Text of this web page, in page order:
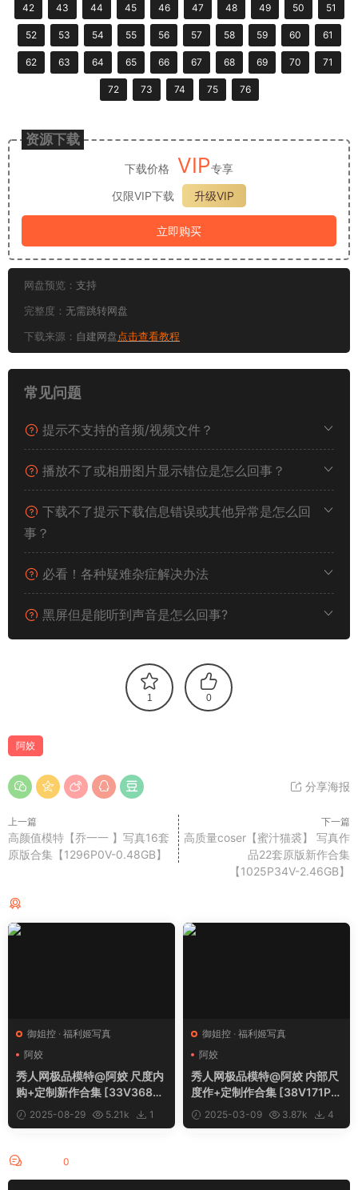
42 43 44 45 46 47 48 49 50 51
52 53 54 55 56 57 58 59 60 61
62 63 64 65 66 67 68 69 70 71
72 73 74 75 76
资源下载
下载价格 VIP专享
仅限VIP下载
升级VIP
立即购买
网盘预览： 支持
完整度： 无需跳转网盘
下载来源： 自建网盘点击查看教程
常见问题
提示不支持的音频/视频文件？
播放不了或相册图片显示错位是怎么回事？
下载不了提示下载信息错误或其他异常是怎么回
事？
必看！各种疑难杂症解决办法
黑屏但是能听到声音是怎么回事?
1 0
阿姣
分享海报
上一篇
高颜值模特【乔一一 】写真16套
原版合集【1296P0V-0.48GB】
下一篇
高质量coser【蜜汁猫裘】 写真作
品22套原版新作合集
【1025P34V-2.46GB】
御姐控 · 福利姬写真
阿姣
秀人网极品模特@阿姣 尺度内
购+定制新作合集 [33V368P_
1.47GB]
2025-08-29 5.21k 1
御姐控 · 福利姬写真
阿姣
秀人网极品模特@阿姣 内部尺
度作+定制作合集 [38V171P_
2.60GB]
2025-03-09 3.87k 4
0